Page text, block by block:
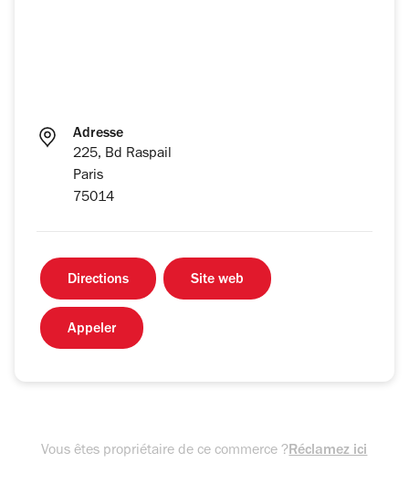
Adresse
225, Bd Raspail
Paris
75014
Directions Site web
Appeler
Vous êtes propriétaire de ce commerce ?Réclamez ici